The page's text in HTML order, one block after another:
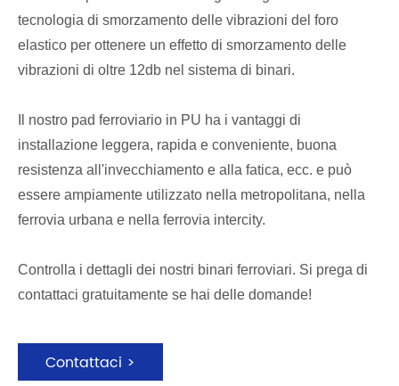
tecnologia di smorzamento delle vibrazioni del foro
elastico per ottenere un effetto di smorzamento delle
vibrazioni di oltre 12db nel sistema di binari.
Il nostro pad ferroviario in PU ha i vantaggi di
installazione leggera, rapida e conveniente, buona
resistenza all'invecchiamento e alla fatica, ecc. e può
essere ampiamente utilizzato nella metropolitana, nella
ferrovia urbana e nella ferrovia intercity.
Controlla i dettagli dei nostri binari ferroviari. Si prega di
contattaci gratuitamente se hai delle domande!
Contattaci >